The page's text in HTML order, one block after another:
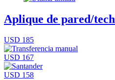
Aplique de pared/
USD 185
USD 167
USD 158